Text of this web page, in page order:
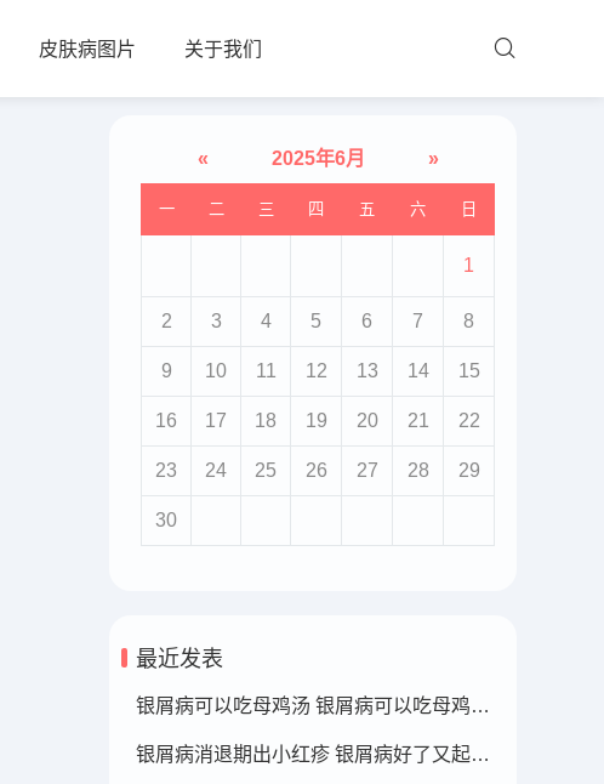
皮肤病图片 关于我们
« 2025年6月 »
一 二 三 四 五 六 日
1
2 3 4 5 6 7 8
9 10 11 12 13 14 15
16 17 18 19 20 21 22
23 24 25 26 27 28 29
30
最近发表
银屑病可以吃母鸡汤 银屑病可以吃母鸡肉吗?
银屑病消退期出小红疹 银屑病好了又起红点了